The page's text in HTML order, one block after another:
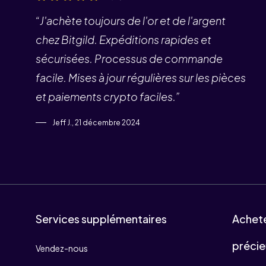
“J'achète toujours de l'or et de l'argent
chez Bitgild. Expéditions rapides et
sécurisées. Processus de commande
facile. Mises à jour régulières sur les pièces
et paiements crypto faciles.”
Jeff J., 21 décembre 2024
Services supplémentaires
Vendez-nous